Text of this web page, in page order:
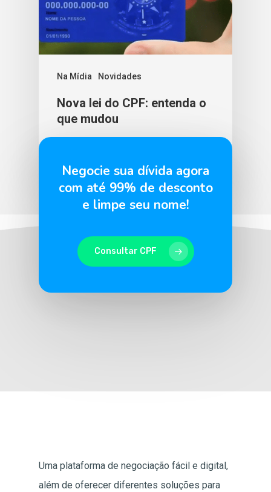
Na Mídia Novidades
Nova lei do CPF: entenda o
que mudou
Negocie sua dívida agora
com até 99% de desconto
e limpe seu nome!
Consultar CPF
Uma plataforma de negociação fácil e digital,
além de oferecer diferentes soluções para